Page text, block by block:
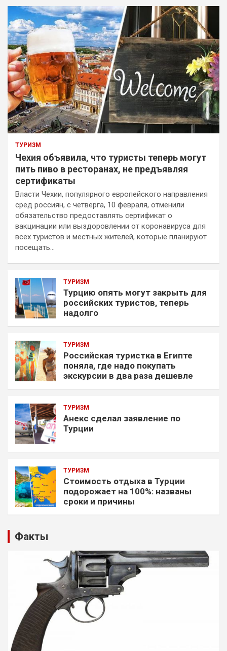
ТУРИЗМ
Чехия объявила, что туристы теперь могут
пить пиво в ресторанах, не предъявляя
сертификаты
Власти Чехии, популярного европейского направления
сред россиян, с четверга, 10 февраля, отменили
обязательство предоставлять сертификат о
вакцинации или выздоровлении от коронавируса для
всех туристов и местных жителей, которые планируют
посещать…
ТУРИЗМ
Турцию опять могут закрыть для
российских туристов, теперь
надолго
ТУРИЗМ
Российская туристка в Египте
поняла, где надо покупать
экскурсии в два раза дешевле
ТУРИЗМ
Анекс сделал заявление по
Турции
ТУРИЗМ
Стоимость отдыха в Турции
подорожает на 100%: названы
сроки и причины
Факты